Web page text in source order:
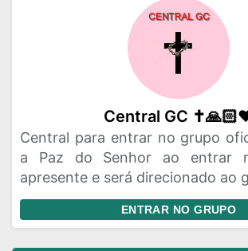
Central GC
Central para entrar no grupo
a Paz do Senhor ao entrar
apresente e será direcionado ao
ENTRAR NO GRUPO